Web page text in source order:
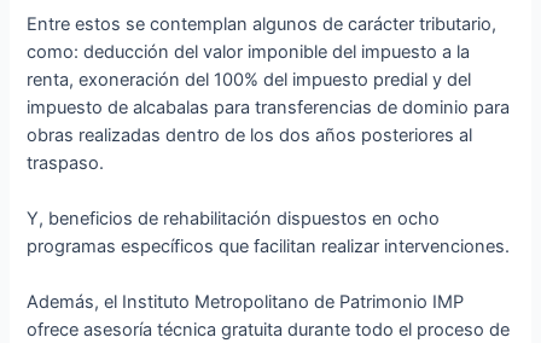
Entre estos se contemplan algunos de carácter tributario,
como: deducción del valor imponible del impuesto a la
renta, exoneración del 100% del impuesto predial y del
impuesto de alcabalas para transferencias de dominio para
obras realizadas dentro de los dos años posteriores al
traspaso.
Y, beneficios de rehabilitación dispuestos en ocho
programas específicos que facilitan realizar intervenciones.
Además, el Instituto Metropolitano de Patrimonio IMP
ofrece asesoría técnica gratuita durante todo el proceso de